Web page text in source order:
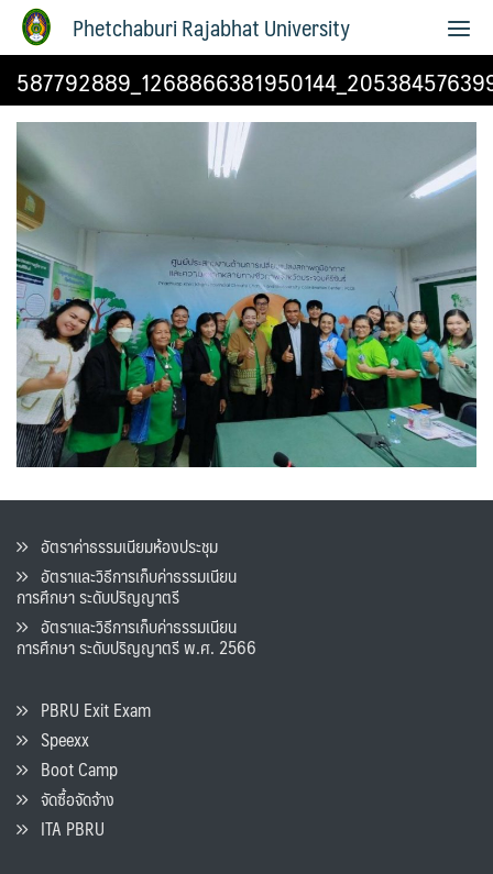
Phetchaburi Rajabhat University
อัตราค่าธรรมเนียมห้องประชุม
อัตราและวิธีการเก็บค่าธรรมเนียน
การศึกษา ระดับปริญญาตรี
อัตราและวิธีการเก็บค่าธรรมเนียน
การศึกษา ระดับปริญญาตรี พ.ศ. 2566
PBRU Exit Exam
Speexx
Boot Camp
จัดซื้อจัดจ้าง
ITA PBRU